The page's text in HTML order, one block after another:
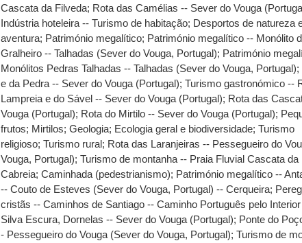
Cascata da Filveda; Rota das Camélias -- Sever do Vouga
Indústria hoteleira -- Turismo de habitação; Desportos de natureza
aventura; Património megalítico; Património megalítico -- Monólito
Gralheiro -- Talhadas (Sever do Vouga, Portugal); Património
Monólitos Pedras Talhadas -- Talhadas (Sever do Vouga, Portugal);
e da Pedra -- Sever do Vouga (Portugal);Turismo gastronómico --
Lampreia e do Sável -- Sever do Vouga (Portugal); Rota das
Vouga (Portugal); Rota do Mirtilo -- Sever do Vouga (Portugal);
frutos; Mirtilos;Geologia; Ecologia geral e biodiversidade;Turismo
religioso;Turismo rural; Rota das Laranjeiras -- Pessegueiro do
Vouga, Portugal);Turismo de montanha -- Praia Fluvial Cascata da
Cabreia;Caminhada (pedestrianismo); Património megalítico --
-- Couto de Esteves (Sever do Vouga, Portugal) -- Cerqueira;
cristãs -- Caminhos de Santiago -- Caminho Português pelo
Silva Escura, Dornelas -- Sever do Vouga (Portugal); Ponte do
- Pessegueiro do Vouga (Sever do Vouga, Portugal);Turismo de